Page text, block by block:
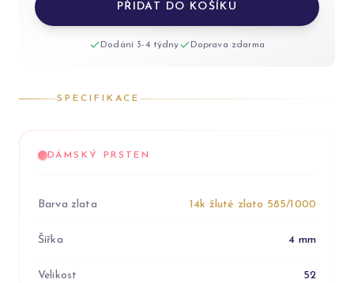
PŘIDAT DO KOŠÍKU
Dodání 3-4 týdny Doprava zdarma
SPECIFIKACE
DÁMSKÝ PRSTEN
Barva zlata 14k žluté zlato 585/1000
Šířka 4 mm
Velikost 52